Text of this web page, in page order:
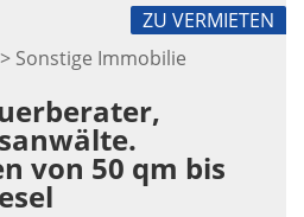
Sonstige Immobilie
ZU VERMIETEN
von 50 qm bis